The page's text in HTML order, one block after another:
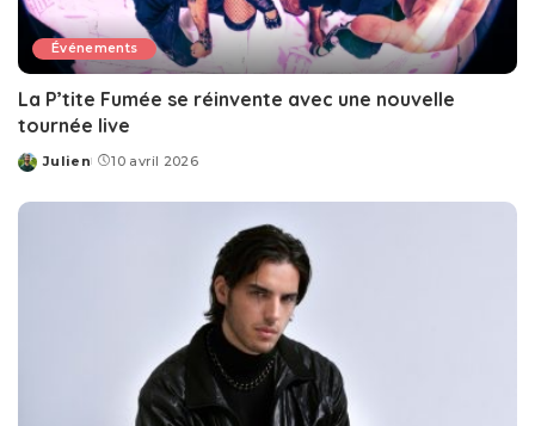
Événements
La P’tite Fumée se réinvente avec une nouvelle
tournée live
Posted
Julien 10 avril 2026